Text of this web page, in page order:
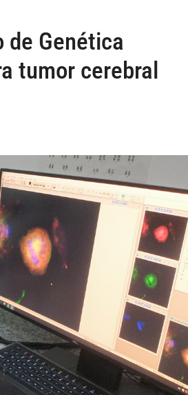
de Genética
tumor cerebral